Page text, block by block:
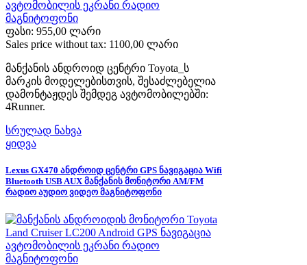
ფასი: 955,00 ლარი
Sales price without tax: 1100,00 ლარი
მანქანის ანდროიდ ცენტრი Toyota_ს
მარკის მოდელებისთვის, შესაძლებელია
დამონტაჟდეს შემდეგ ავტომობილებში:
4Runner.
სრულად ნახვა
ყიდვა
Lexus GX470 ანდროიდ ცენტრი GPS ნავიგაცია Wifi
Bluetooth USB AUX მანქანის მონიტორი AM/FM
რადიო აუდიო ვიდეო მაგნიტოფონი